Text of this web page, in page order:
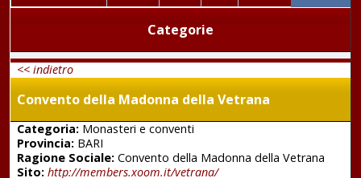
Categorie
<< indietro
Convento della Madonna della Vetrana
Categoria:Monasteri e conventi
Provincia:BARI
Ragione Sociale:Convento della Madonna della Vetrana
Sito: http://members.xoom.it/vetrana/